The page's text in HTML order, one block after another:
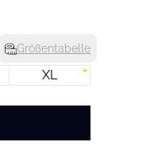
Größentabelle
XL